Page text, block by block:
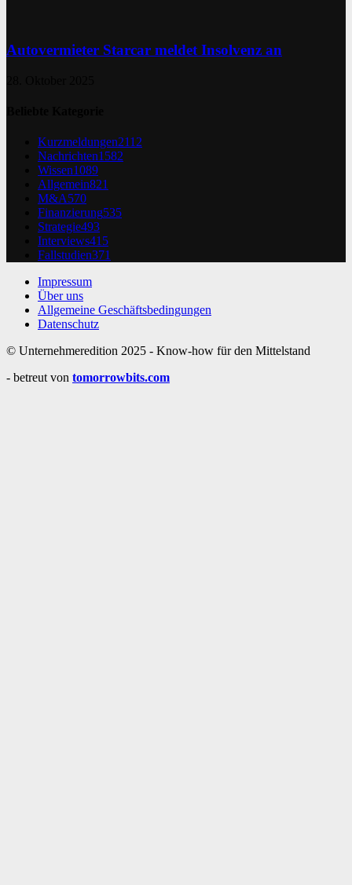
Autovermieter Starcar meldet Insolvenz an
Kurzmeldungen2112
Nachrichten1582
Wissen1089
Allgemein821
M&A570
Finanzierung535
Strategie493
Interviews415
Fallstudien371
Impressum
Über uns
Allgemeine Geschäftsbedingungen
Datenschutz
© Unternehmeredition 2025 - Know-how für den Mittelstand
- betreut von tomorrowbits.com